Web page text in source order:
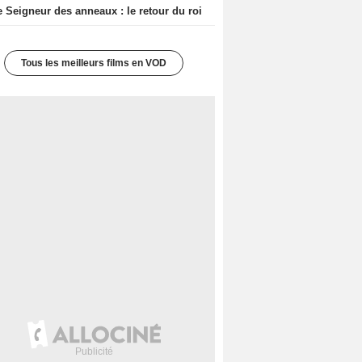
Seigneur des anneaux : le retour du roi
Tous les meilleurs films en VOD